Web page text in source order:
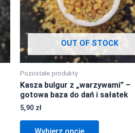
OUT OF STOCK
Pozostałe produkty
Kasza bulgur z „warzywami” –
gotowa baza do dań i sałatek
5,90 zł
Wybierz opcje
można
wybrać
na
stronie
produktu